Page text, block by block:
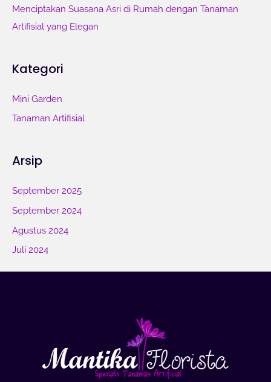
Menciptakan Suasana Asri di Rumah dengan Tanaman
Artifisial yang Elegan
Kategori
Mini Garden
Tanaman Artifisial
Arsip
September 2025
September 2024
Agustus 2024
Juli 2024